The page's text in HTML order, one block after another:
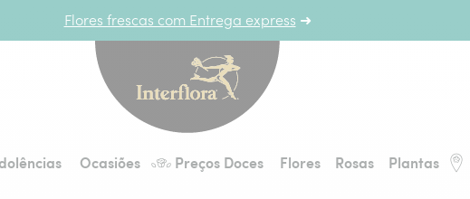
Flores frescas com Entrega express ➜
Ocasiões Preços Doces Flores Rosas Plantas